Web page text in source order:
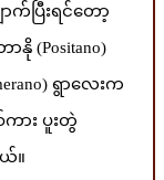
ပြီးရင်တော့
(Positano)
ရွာလေးက
ား ပူးတွဲ
။